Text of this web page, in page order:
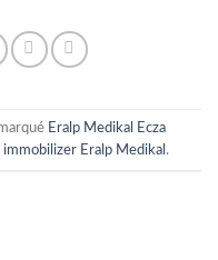
Eralp Medikal Ecza
immobilizer Eralp Medikal .